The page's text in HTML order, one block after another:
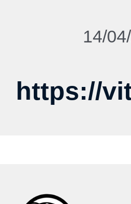
14/
https://